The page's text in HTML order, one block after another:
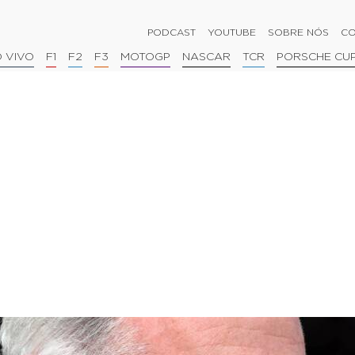
PODCAST YOUTUBE SOBRE NÓS
VIVO F1 F2 F3 MOTOGP NASCAR TCR PORSCHE